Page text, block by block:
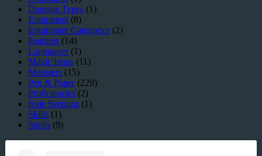
Damage Types (1)
Equipment (8)
Equipment Categories (2)
Features (14)
Languages (1)
Magic Items (11)
Monsters (15)
Pen & Paper(229)
Proficiencies (2)
Rule Sections (1)
Skills (1)
Spells (9)